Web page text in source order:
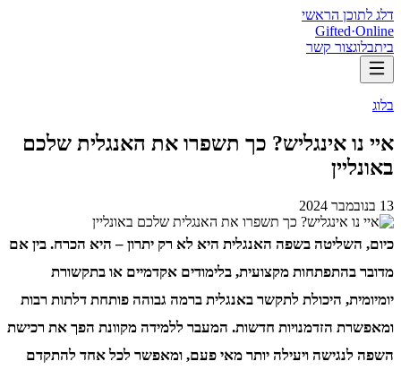
דלג לתוכן הראשי
Gifted·Online
ביתבלוגצור קשר
בלוג
איי נו אינגליש? כך תשפרו את האנגלית שלכם
באונליין
13 בנובמבר 2024
כיום, השליטה בשפה האנגלית היא לא רק יתרון – היא הכרח. בין אם
מדובר בהתפתחות מקצועית, בלימודים אקדמיים או בתקשורת
יומיומית, היכולת לתקשר באנגלית ברמה גבוהה פותחת דלתות רבות
ומאפשרת הזדמנויות חדשות. המעבר ללמידה מקוונת הפך את רכישת
השפה לנגישה ויעילה יותר מאי פעם, ומאפשר לכל אחד להתקדם